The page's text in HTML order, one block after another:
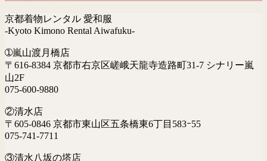
京都着物レンタル 愛和服
-Kyoto Kimono Rental Aiwafuku-
➀嵐山渡月橋店
〒616-8384 京都市右京区嵯峨天龍寺造路町31-7 シナリー嵐
山2F
075-600-9880
②清水店
〒605-0846 京都市東山区五条橋東6丁目583ｰ55
075-741-7711
③清水八坂の塔店